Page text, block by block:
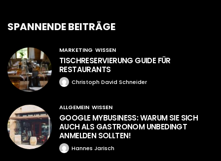
SPANNENDE BEITRÄGE
MARKETING WISSEN
TISCHRESERVIERUNG GUIDE FÜR
RESTAURANTS
Christoph David Schneider
ALLGEMEIN WISSEN
GOOGLE MYBUSINESS: WARUM SIE SICH
AUCH ALS GASTRONOM UNBEDINGT
ANMELDEN SOLLTEN!
Hannes Jarisch